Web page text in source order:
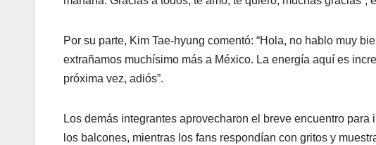
Por su parte, Kim Tae-hyung comentó: “Hola, no hablo muy
extrañamos muchísimo más a México. La energía aquí es
próxima vez, adiós”.
Los demás integrantes aprovecharon el breve encuentro
los balcones, mientras los fans respondían con gritos y